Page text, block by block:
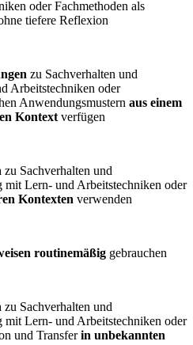
oder Fachmethoden als
tiefere Reflexion
zu Sachverhalten und
Arbeitstechniken oder
Anwendungsmustern aus einem
Kontext verfügen
zu Sachverhalten und
mit Lern- und Arbeitstechniken oder
Kontexten verwenden
routinemäßig gebrauchen
zu Sachverhalten und
mit Lern- und Arbeitstechniken oder
und Transferin unbekannten